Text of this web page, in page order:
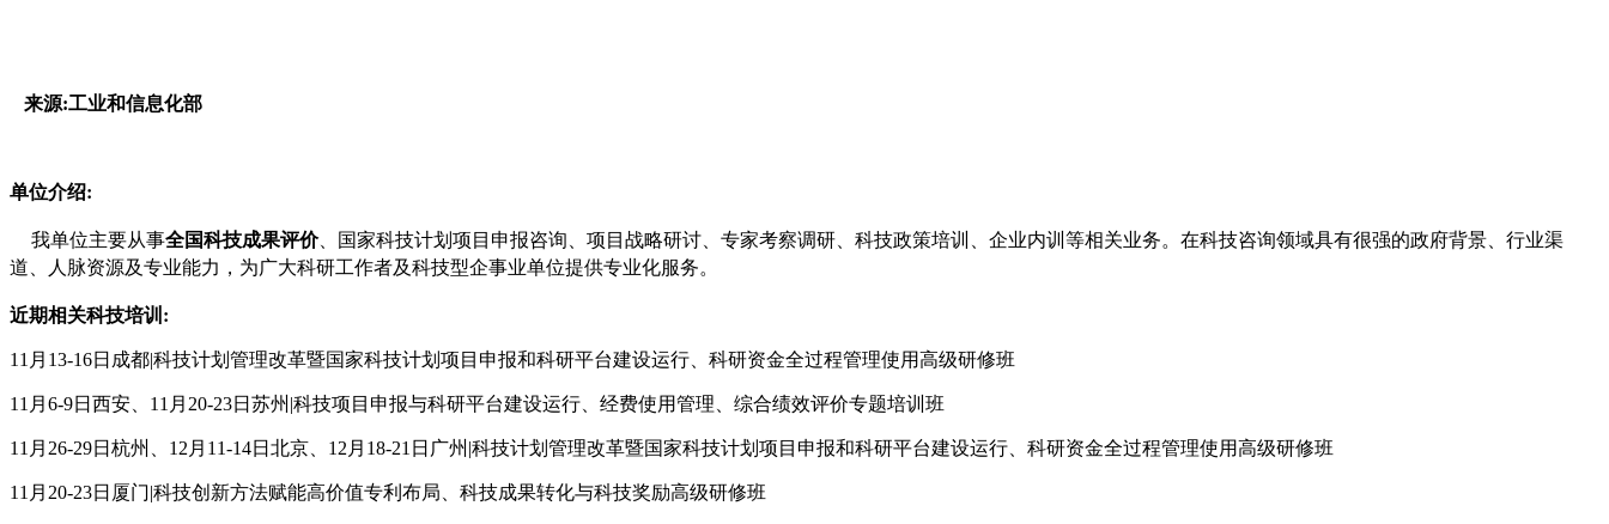
来源:工业和信息化部
单位介绍:
我单位主要从事全国科技成果评价、国家科技计划项目申报咨询、项目战略研讨、专家考察调研、科技政策培训、企业内训等相关业务。在科技咨询领域具有很强的政府背景、行业渠
道、人脉资源及专业能力，为广大科研工作者及科技型企事业单位提供专业化服务。
近期相关科技培训:
11月13-16日成都|科技计划管理改革暨国家科技计划项目申报和科研平台建设运行、科研资金全过程管理使用高级研修班
11月6-9日西安、11月20-23日苏州|科技项目申报与科研平台建设运行、经费使用管理、综合绩效评价专题培训班
11月26-29日杭州、12月11-14日北京、12月18-21日广州|科技计划管理改革暨国家科技计划项目申报和科研平台建设运行、科研资金全过程管理使用高级研修班
11月20-23日厦门|科技创新方法赋能高价值专利布局、科技成果转化与科技奖励高级研修班